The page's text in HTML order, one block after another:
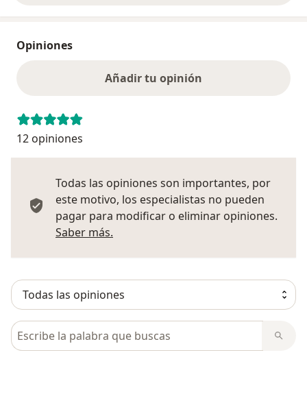
Opiniones
Añadir tu opinión
12 opiniones
Todas las opiniones son importantes, por
este motivo, los especialistas no pueden
pagar para modificar o eliminar opiniones.
Saber más.
Busca en opiniones